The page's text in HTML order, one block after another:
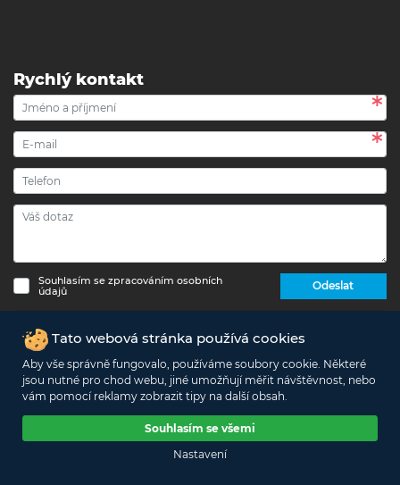
Rychlý kontakt
Souhlasím se zpracováním osobních
údajů
Odeslat
Copyright © 2017 - 2026 eshop-strechypr.cz - Všechna
práva vyhrazena -Info o zpracování osobních údajů
Podle zákona o evidenci tržeb je prodávající povinen vystavit kupujícímu
účtenku. Zároveň je povinen zaevidovat přijatou tržbu u správce daně
online: v případě technického výpadku pak nejpozději do 48 hodin.
This site is protected by reCAPTCHA and the Google
Tato webová stránka používá cookies
Aby vše správně fungovalo, používáme soubory cookie. Některé
jsou nutné pro chod webu, jiné umožňují měřit návštěvnost, nebo
vám pomocí reklamy zobrazit tipy na další obsah.
Souhlasím se všemi
Nastavení